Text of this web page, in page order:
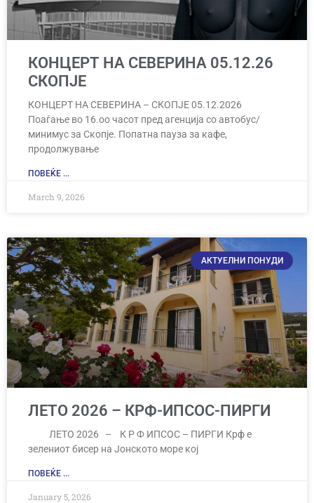
КОНЦЕРТ НА СЕВЕРИНА 05.12.26
СКОПЈЕ
КОНЦЕРТ НА СЕВЕРИНА – СКОПЈЕ 05.12.2026
Поаѓање во 16.оо часот пред агенција со автобус/
минимус за Скопје. Попатна пауза за кафе,
продолжување
ПОВЕЌЕ ...
March 9, 2026
АКТУЕЛНИ ПОНУДИ
ЛЕТО 2026 – КРФ-ИПСОС-ПИРГИ
ЛЕТО 2026 – К Р Ф ИПСОС – ПИРГИ Крф е
зелениот бисер на Јонското море кој
ПОВЕЌЕ ...
January 5, 2026